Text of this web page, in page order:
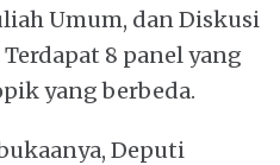
Umum, dan Diskusi
8 panel yang
yang berbeda.
Deputi